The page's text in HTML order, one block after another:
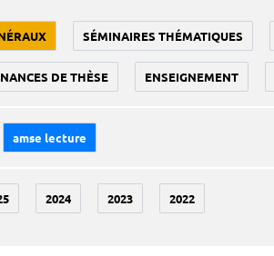
SÉMINAIRES THÉMATIQUES
DE THÈSE ENSEIGNEMENT
amse lecture
2024 2023 2022